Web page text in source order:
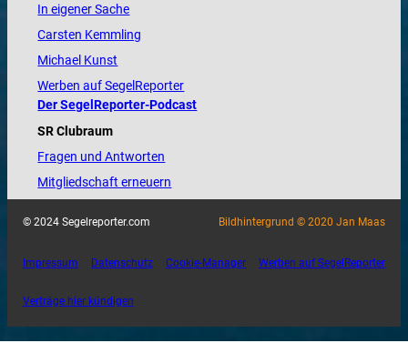
In eigener Sache
Carsten Kemmling
Michael Kunst
Werben auf SegelReporter
Der SegelReporter-Podcast
SR Clubraum
Fragen und Antworten
Mitgliedschaft erneuern
© 2024 Segelreporter.com Bildhintergrund © 2020 Jan Maas
Impressum Datenschutz Cookie-Manager Werben auf SegelReporter
Verträge hier kündigen